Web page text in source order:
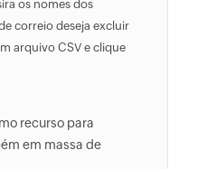
os nomes dos
correio deseja excluir
arquivo CSV e clique
recurso para
em massa de